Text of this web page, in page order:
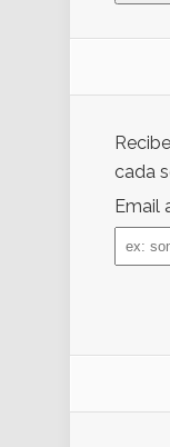
cada
Email
Email